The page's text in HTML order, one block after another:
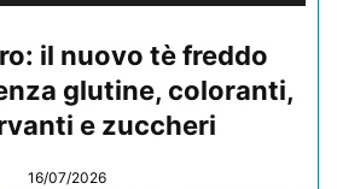
il nuovo tè freddo
glutine, coloranti,
e zuccheri
16/07/2026